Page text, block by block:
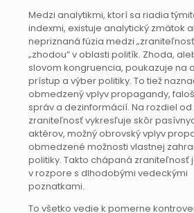
Medzi analytikmi, ktorí sa riadia
indexmi, existuje analytický zmätok
nepriznaná fúzia medzi
„zhodou“ v oblasti politík. Zhoda,
slovom kongruencia, poukazuje na
prístup a výber politiky. To tiež
obmedzený vplyv propagandy,
správ a dezinformácií. Na rozdiel od
zraniteľnosť vykresľuje skôr
aktérov, možný obrovský vplyv
obmedzené možnosti vlastnej
politiky. Takto chápaná zraniteľnosť
v rozpore s dlhodobými vedeckými
poznatkami.
To všetko vedie k pomerne